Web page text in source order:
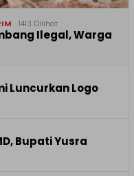
1413 Dilihat
Ilegal, Warga
Luncurkan Logo
Bupati Yusra